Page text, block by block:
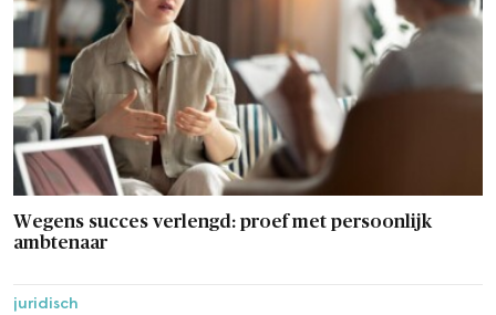
Wegens succes verlengd: proef met persoonlijk
ambtenaar
juridisch